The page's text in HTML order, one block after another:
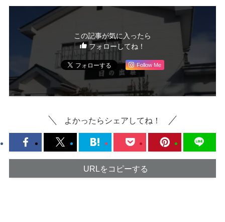
この記事が気に入ったら
フォローしてね！
Follow Me
よかったらシェアしてね！
URLをコピーする